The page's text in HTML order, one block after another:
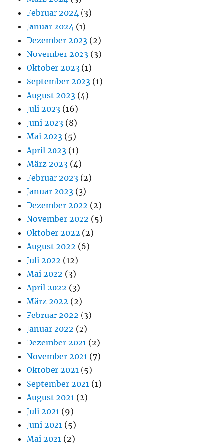
Februar 2024 (3)
Januar 2024 (1)
Dezember 2023 (2)
November 2023 (3)
Oktober 2023 (1)
September 2023 (1)
August 2023 (4)
Juli 2023 (16)
Juni 2023 (8)
Mai 2023 (5)
April 2023 (1)
März 2023 (4)
Februar 2023 (2)
Januar 2023 (3)
Dezember 2022 (2)
November 2022 (5)
Oktober 2022 (2)
August 2022 (6)
Juli 2022 (12)
Mai 2022 (3)
April 2022 (3)
März 2022 (2)
Februar 2022 (3)
Januar 2022 (2)
Dezember 2021 (2)
November 2021 (7)
Oktober 2021 (5)
September 2021 (1)
August 2021 (2)
Juli 2021 (9)
Juni 2021 (5)
Mai 2021 (2)